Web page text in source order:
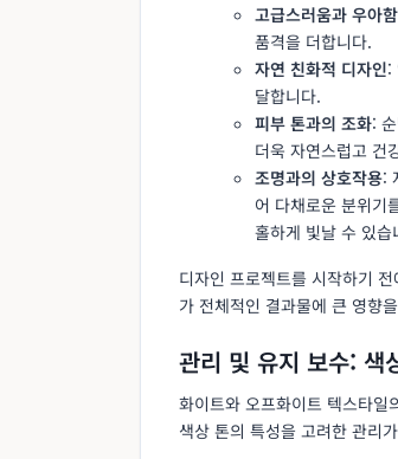
고급스러움과 우아함
품격을 더합니다.
자연 친화적 디자인:
달합니다.
피부 톤과의 조화:
더욱 자연스럽고 건
조명과의 상호작용:
어 다채로운 분위기
홀하게 빛날 수 있습
디자인 프로젝트를 시작하기
가 전체적인 결과물에 큰 영향
관리 및 유지 보수: 색
화이트와 오프화이트 텍스타
색상 톤의 특성을 고려한 관리